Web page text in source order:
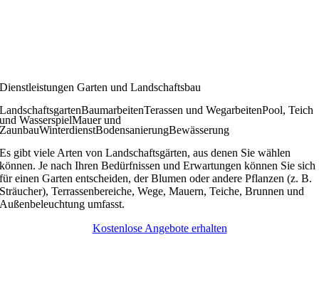
Dienstleistungen Garten und Landschaftsbau
LandschaftsgartenBaumarbeitenTerassen und WegarbeitenPool, Teich
und WasserspielMauer und
ZaunbauWinterdienstBodensanierungBewässerung
Es gibt viele Arten von Landschaftsgärten, aus denen Sie wählen
können. Je nach Ihren Bedürfnissen und Erwartungen können Sie sich
für einen Garten entscheiden, der Blumen oder andere Pflanzen (z. B.
Sträucher), Terrassenbereiche, Wege, Mauern, Teiche, Brunnen und
Außenbeleuchtung umfasst.
Kostenlose Angebote erhalten